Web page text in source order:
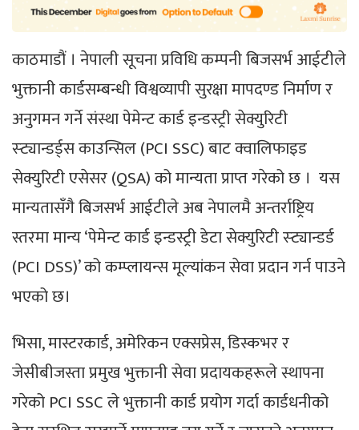
काठमाडौं । नेपाली सूचना प्रविधि कम्पनी बिजसर्भ आईटीले
भुक्तानी कार्डसम्बन्धी विश्वव्यापी सुरक्षा मापदण्ड निर्माण र
अनुगमन गर्ने संस्था पेमेन्ट कार्ड इन्डस्ट्री सेक्युरिटी
स्ट्यान्डर्ड्स काउन्सिल (PCI SSC) बाट क्वालिफाइड
सेक्युरिटी एसेसर (QSA) को मान्यता प्राप्त गरेको छ । यस
मान्यतासँगै बिजसर्भ आईटीले अब नेपालमै अन्तर्राष्ट्रिय
स्तरमा मान्य ‘पेमेन्ट कार्ड इन्डस्ट्री डेटा सेक्युरिटी स्ट्यान्डर्ड
(PCI DSS)’ को कम्प्लायन्स मूल्यांकन सेवा प्रदान गर्न पाउने
भएको छ।
भिसा, मास्टरकार्ड, अमेरिकन एक्सप्रेस, डिस्कभर र
जेसीबीजस्ता प्रमुख भुक्तानी सेवा प्रदायकहरूले स्थापना
गरेको PCI SSC ले भुक्तानी कार्ड प्रयोग गर्दा कार्डधनीको